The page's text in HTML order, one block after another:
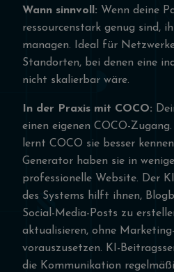
Wann sinnvoll: Wenn deine
ressourcenstark genug sind,
managen. Ideal für
Standorten, bei denen eine
nicht skalierbar wäre.
In der Praxis mit COCO:
einen eigenen COCO-
lernt COCO sie besser
Generator haben sie in
professionelle Website. Der
des Systems hilft ihnen,
Social-Media-Posts zu
aktualisieren, ohne
vorauszusetzen. KI-
die Kommunikation